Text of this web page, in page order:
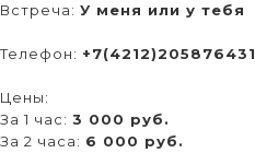
Встреча: У меня или у тебя
Телефон: +7(4212)205876431
Цены:
За 1 час: 3 000 руб.
За 2 часа: 6 000 руб.